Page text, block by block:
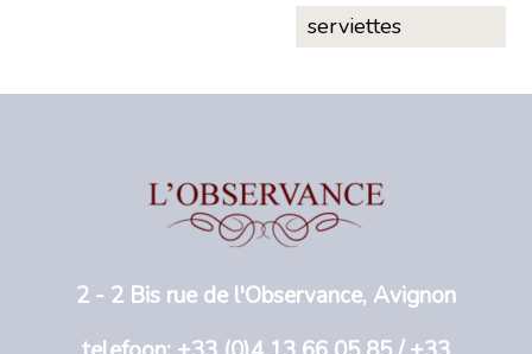
serviettes
2 - 2 Bis rue de l'Observance, Avignon